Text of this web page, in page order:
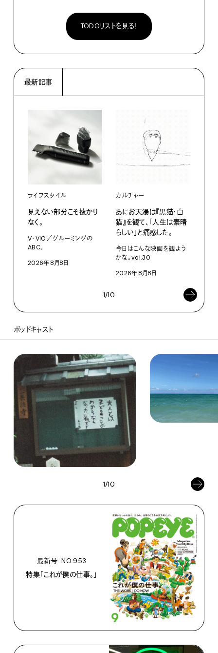
TODOリストを見る！
最新記事
ライフスタイル
見えない部分こそ抜かり
なく。
V・VIO／グルーミングの
ABC。
2026年8月8日
カルチャー
あにお天湯は『黒猫・白
猫』を観て、「人生は素晴
らしい」と痛感した。
今日はこんな映画を観よう
かな。vol.30
2026年8月8日
1/10
ポッドキャスト
1/10
最新号: NO.953
特集「これが僕の仕事。」